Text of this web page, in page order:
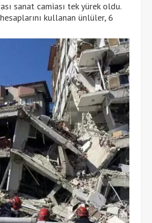
sanat camiası tek yürek oldu.
kullanan ünlüler, 6